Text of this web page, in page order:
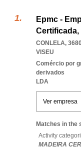
Epmc -
Certificada,
CONLELA,
VISEU
Comércio por
derivados
LDA
Ver empresa
Matches in the
Activity
MADEIRA